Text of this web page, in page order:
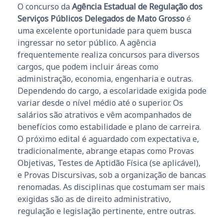
O concurso da Agência Estadual de Regulação dos
Serviços Públicos Delegados de Mato Grossoé
uma excelente oportunidade para quem busca
ingressar no setor público. A agência
frequentemente realiza concursos para diversos
cargos, que podem incluir áreas como
administração, economia, engenharia e outras.
Dependendo do cargo, a escolaridade exigida pode
variar desde o nível médio até o superior. Os
salários são atrativos e vêm acompanhados de
benefícios como estabilidade e plano de carreira.
O próximo edital é aguardado com expectativa e,
tradicionalmente, abrange etapas como Provas
Objetivas, Testes de Aptidão Física (se aplicável),
e Provas Discursivas, sob a organização de bancas
renomadas. As disciplinas que costumam ser mais
exigidas são as de direito administrativo,
regulação e legislação pertinente, entre outras.